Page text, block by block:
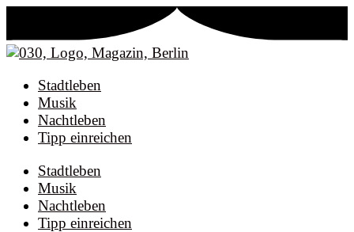
Stadtleben
Musik
Nachtleben
Tipp einreichen
Stadtleben
Musik
Nachtleben
Tipp einreichen